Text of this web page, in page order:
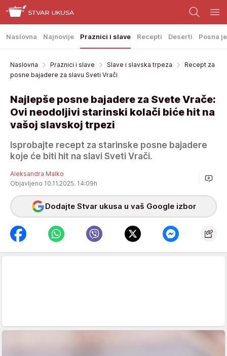
Naslovna Najnovije Praznici i slave Recepti Deserti Posna
Naslovna Praznici i slave Slave i slavska trpeza
Recept za
posne bajadere za slavu Sveti Vrači
Najlepše posne bajadere za Svete Vrače:
Ovi neodoljivi starinski kolači biće hit na
vašoj slavskoj trpezi
Isprobajte recept za starinske posne bajadere
koje će biti hit na slavi Sveti Vrači.
Aleksandra Malko
Objavljeno 10.11.2025. 14:09h
Dodajte Stvar ukusa u vaš Google izbor